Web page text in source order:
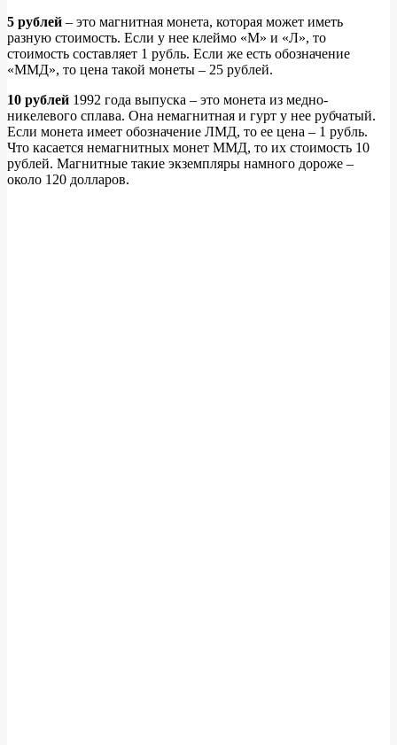
5 рублей – это магнитная монета, которая может иметь
разную стоимость. Если у нее клеймо «М» и «Л», то
стоимость составляет 1 рубль. Если же есть обозначение
«ММД», то цена такой монеты – 25 рублей.
10 рублей 1992 года выпуска – это монета из медно-
никелевого сплава. Она немагнитная и гурт у нее рубчатый.
Если монета имеет обозначение ЛМД, то ее цена – 1 рубль.
Что касается немагнитных монет ММД, то их стоимость 10
рублей. Магнитные такие экземпляры намного дороже –
около 120 долларов.